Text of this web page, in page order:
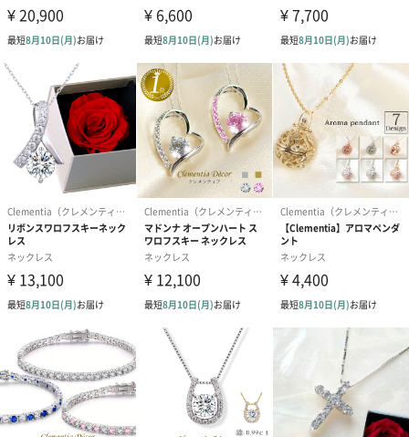
大切な方に贈る特別なプレゼントには、プリザーブドフラワーの
アレンジメントにジュエリーケースをセットした華やかなラッピ
ングはいかがですか？
造花やイミテーションを一切使用せず、すべてプリザーブドフラ
ワーでアレンジした最高級のフラワーギフトボックスです。
◆無料ラッピング
最高級パールペーパーでラッピングされたジュエリーケースにジ
ュエリーをお入れいたします。メタルエッジを施した高級ダブル
サテンリボンを華やかに結んでお届けいたします。他店では有料
の高級ラッピングを無料でお付けしています。
ぱっと笑顔が広がるようなデザイン